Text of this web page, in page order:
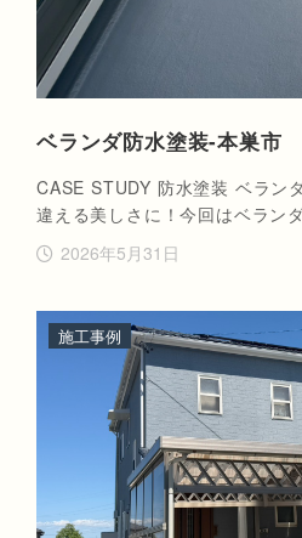
ベランダ防水塗装-本巣市
CASE STUDY 防水塗装 ベラン
違える美しさに！今回はベラン
2026年5月31日
施工事例